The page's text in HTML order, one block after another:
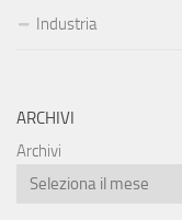
Industria
ARCHIVI
Archivi